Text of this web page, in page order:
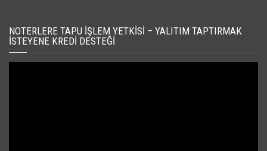
NOTERLERE TAPU İŞLEM YETKISI – YALITIM TAPTIRMAK
İSTEYENE KREDI DESTEĞI